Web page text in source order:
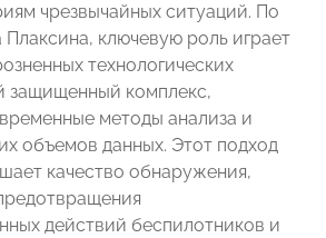
чрезвычайных ситуаций. По
ключевую роль играет
технологических
защищенный комплекс,
методы анализа и
объемов данных. Этот подход
качество обнаружения,
действий беспилотников и